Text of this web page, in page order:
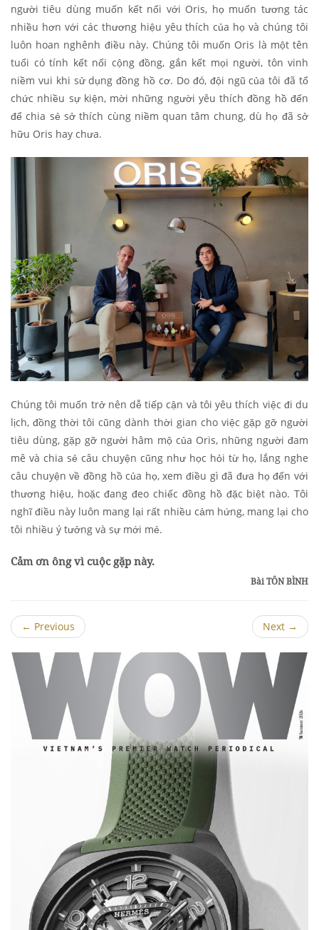
người tiêu dùng muốn kết nối với Oris, họ muốn tương tác
nhiều hơn với các thương hiệu yêu thích của họ và chúng tôi
luôn hoan nghênh điều này. Chúng tôi muốn Oris là một tên
tuổi có tính kết nối cộng đồng, gắn kết mọi người, tôn vinh
niềm vui khi sử dụng đồng hồ cơ. Do đó, đội ngũ của tôi đã tổ
chức nhiều sự kiện, mời những người yêu thích đồng hồ đến
để chia sẻ sở thích cùng niềm quan tâm chung, dù họ đã sở
hữu Oris hay chưa.
Chúng tôi muốn trở nên dễ tiếp cận và tôi yêu thích việc đi du
lịch, đồng thời tôi cũng dành thời gian cho việc gặp gỡ người
tiêu dùng, gặp gỡ người hâm mộ của Oris, những người đam
mê và chia sẻ câu chuyện cũng như học hỏi từ họ, lắng nghe
câu chuyện về đồng hồ của họ, xem điều gì đã đưa họ đến với
thương hiệu, hoặc đang đeo chiếc đồng hồ đặc biệt nào. Tôi
nghĩ điều này luôn mang lại rất nhiều cảm hứng, mang lại cho
tôi nhiều ý tưởng và sự mới mẻ.
Cảm ơn ông vì cuộc gặp này.
Bài TÔN BÌNH
← Previous Next →